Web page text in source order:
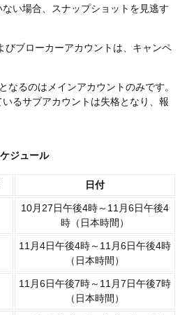
い場合、スナップショットを見逃す
びブローカーアカウントは、キャンペ
なるのはメインアカウントのみです。
るサブアカウントは失格となり、報
ジュール
日付
10月27日午後4時～11月6日午後4
時（日本時間）
11月4日午後4時～11月6日午後4時
（日本時間）
11月6日午後7時～11月7日午後7時
（日本時間）